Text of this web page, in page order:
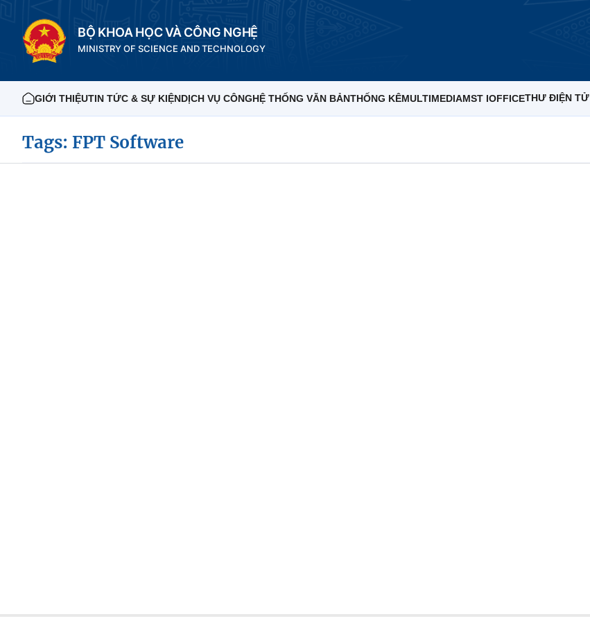
BỘ KHOA HỌC VÀ CÔNG NGHỆ
MINISTRY OF SCIENCE AND TECHNOLOGY
GIỚI THIỆUTIN TỨC & SỰ KIỆNDỊCH VỤ CÔNGHỆ THỐNG VĂN BẢNTHỐNG KÊMULTIMEDIAMST IOFFICETHƯ ĐIỆN TỬ
Tags: FPT Software